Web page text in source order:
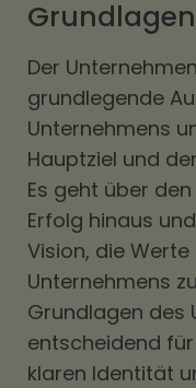
Der
grundlegende
Unternehmens
Hauptziel und
Es geht über
Erfolg hinaus
Vision, die
Unternehmens
Grundlagen des
entscheidend
klaren Identität